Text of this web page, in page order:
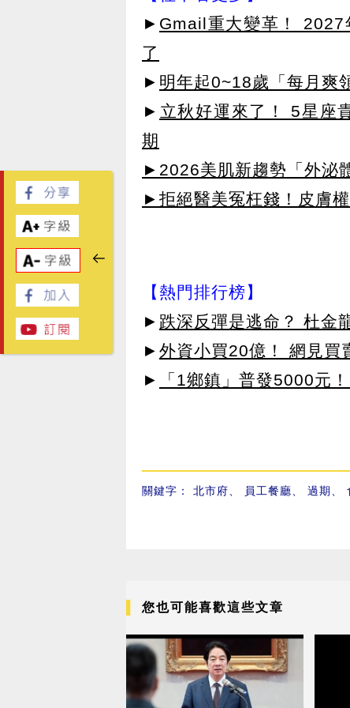
► Gmail重大變革！ 2027
了
► 明年起0~18歲「每月爽
► 立秋好運來了！ 5星座
期
►2026美肌新趨勢「外泌
►拒絕醫美冤枉錢！皮膚
【熱門排行榜】
► 跌深反彈是逃命？ 杜金
► 外資小買20億！ 網見買
►
「1鄉鎮」普發5000元
關鍵字： 北市府 員工餐廳 過期
您也可能喜歡這些文章